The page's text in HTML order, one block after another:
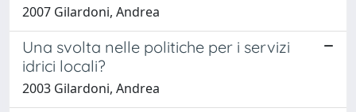
2007 Gilardoni, Andrea
Una svolta nelle politiche per i servizi
idrici locali?
2003 Gilardoni, Andrea